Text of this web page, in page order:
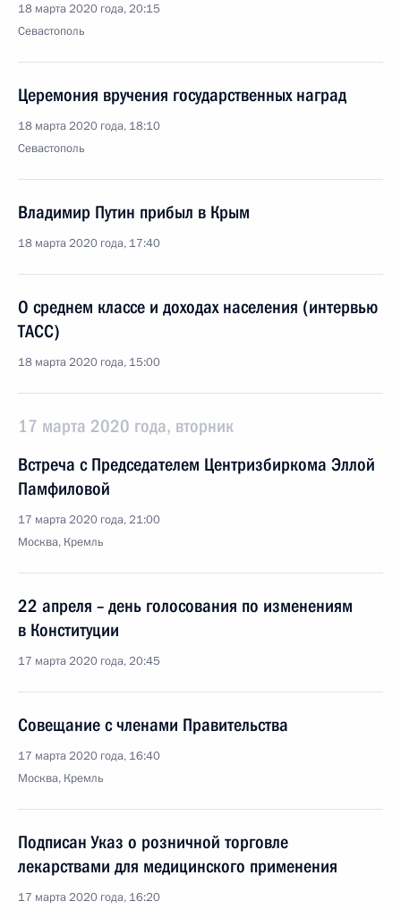
18 марта 2020 года, 20:15
Севастополь
Церемония вручения государственных наград
18 марта 2020 года, 18:10
Севастополь
Владимир Путин прибыл в Крым
18 марта 2020 года, 17:40
О среднем классе и доходах населения (интервью
ТАСС)
18 марта 2020 года, 15:00
17 марта 2020 года, вторник
Встреча с Председателем Центризбиркома Эллой
Памфиловой
17 марта 2020 года, 21:00
Москва, Кремль
22 апреля – день голосования по изменениям
в Конституции
17 марта 2020 года, 20:45
Совещание с членами Правительства
17 марта 2020 года, 16:40
Москва, Кремль
Подписан Указ о розничной торговле
лекарствами для медицинского применения
17 марта 2020 года, 16:20